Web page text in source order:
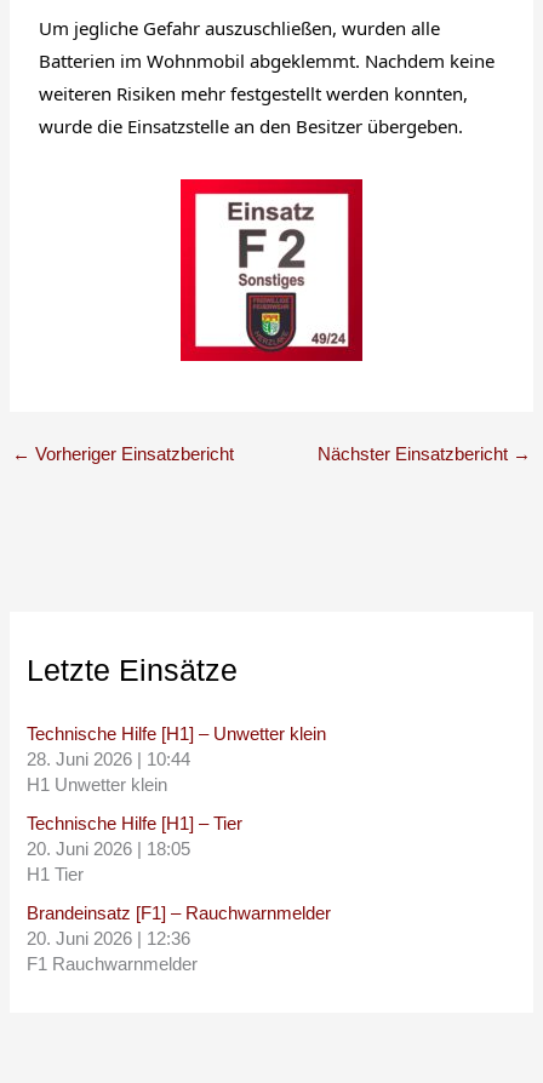
Letzte Einsätze
Technische Hilfe [H1] – Unwetter klein
28. Juni 2026
10:44
H1 Unwetter klein
Technische Hilfe [H1] – Tier
20. Juni 2026
18:05
H1 Tier
Brandeinsatz [F1] – Rauchwarnmelder
20. Juni 2026
12:36
F1 Rauchwarnmelder
Um jegliche Gefahr auszuschließen, wurden alle
Batterien im Wohnmobil abgeklemmt. Nachdem keine
weiteren Risiken mehr festgestellt werden konnten,
wurde die Einsatzstelle an den Besitzer übergeben.
← Vorheriger Einsatzbericht Nächster Einsatzbericht →